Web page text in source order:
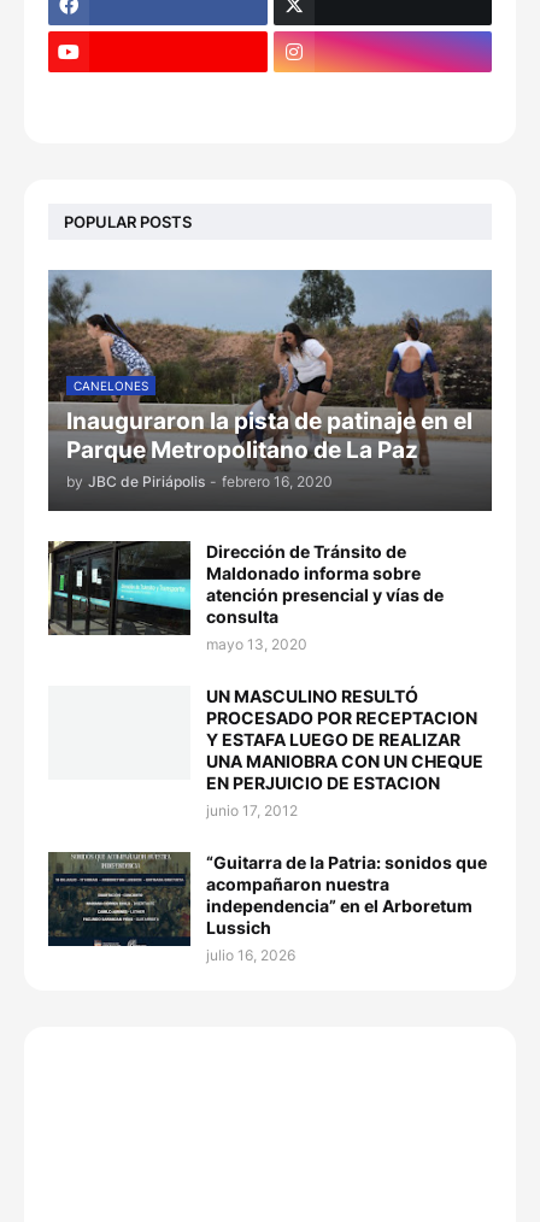
POPULAR POSTS
CANELONES
Inauguraron la pista de patinaje en el
Parque Metropolitano de La Paz
by JBC de Piriápolis - febrero 16, 2020
Dirección de Tránsito de
Maldonado informa sobre
atención presencial y vías de
consulta
mayo 13, 2020
UN MASCULINO RESULTÓ
PROCESADO POR RECEPTACION
Y ESTAFA LUEGO DE REALIZAR
UNA MANIOBRA CON UN CHEQUE
EN PERJUICIO DE ESTACION
junio 17, 2012
“Guitarra de la Patria: sonidos que
acompañaron nuestra
independencia” en el Arboretum
Lussich
julio 16, 2026